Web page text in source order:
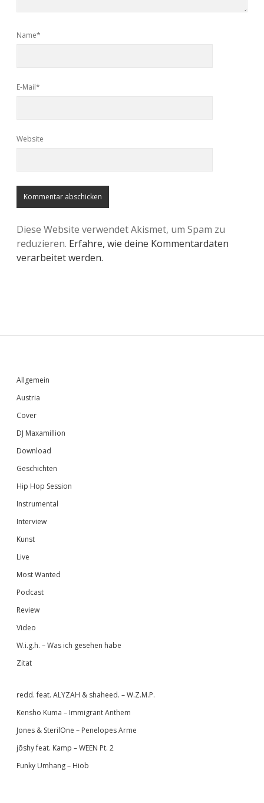
Name*
E-Mail*
Website
Diese Website verwendet Akismet, um Spam zu
reduzieren. Erfahre, wie deine Kommentardaten
verarbeitet werden.
Sidebar
Allgemein
Austria
Cover
DJ Maxamillion
Download
Geschichten
Hip Hop Session
Instrumental
Interview
Kunst
Live
Most Wanted
Podcast
Review
Video
W.i.g.h. – Was ich gesehen habe
Zitat
redd. feat. ALYZAH & shaheed. – W.Z.M.P.
Kensho Kuma – Immigrant Anthem
Jones & SterilOne – Penelopes Arme
jōshy feat. Kamp – WEEN Pt. 2
Funky Umhang – Hiob